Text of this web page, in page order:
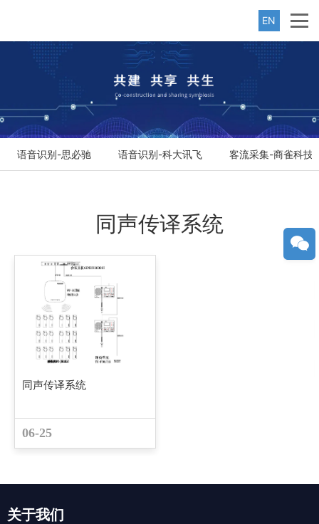
EN
语音识别-思必驰 语音识别-科大讯飞 客流采集-商雀科技
同声传译系统
同声传译系统
06-25
关于我们